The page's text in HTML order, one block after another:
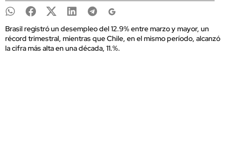
Brasil registró un desempleo del 12.9% entre marzo y mayor, un
récord trimestral, mientras que Chile, en el mismo período, alcanzó
la cifra más alta en una década, 11.%.